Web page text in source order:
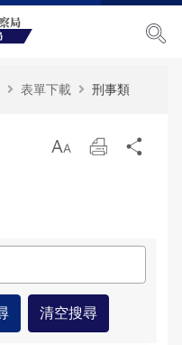
表單下載 刑事類
放 列